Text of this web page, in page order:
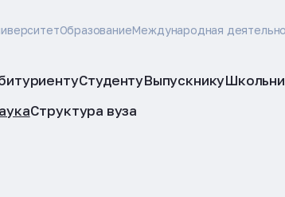
ОбразованиеМеждународная
СтудентуВыпускнику
Структура вуза